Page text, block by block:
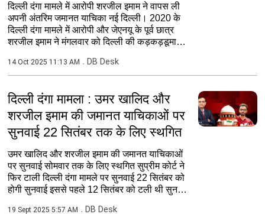
दिल्ली दंगा मामले में आरोपी शरजील इमाम ने वापस ली
अपनी अंतरिम जमानत याचिका नई दिल्ली। 2020 के
दिल्ली दंगा मामले में आरोपी और जेएनयू के पूर्व छात्र
शरजील इमाम ने मंगलवार को दिल्ली की कड़कड़डूमा
14 Oct 2025 11:13 AM DB Desk
दिल्ली दंगा मामला : उमर खालिद और
शरजील इमाम की जमानत याचिकाओं पर
सुनवाई 22 सितंबर तक के लिए स्थगित
उमर खालिद और शरजील इमाम की जमानत याचिकाओं
पर सुनवाई सोमवार तक के लिए स्थगित सुप्रीम कोर्ट ने
फिर टाली दिल्ली दंगा मामले पर सुनवाई 22 सितंबर को
होगी सुनवाई इससे पहले 12 सितंबर को टली थी सुनवाई
19 Sept 2025 5:57 AM DB Desk